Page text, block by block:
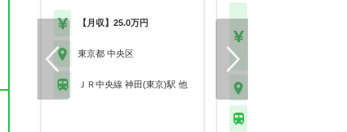
【月収】25.0万円
東京都 中央区
ＪＲ中央線 神田(東京)駅 他